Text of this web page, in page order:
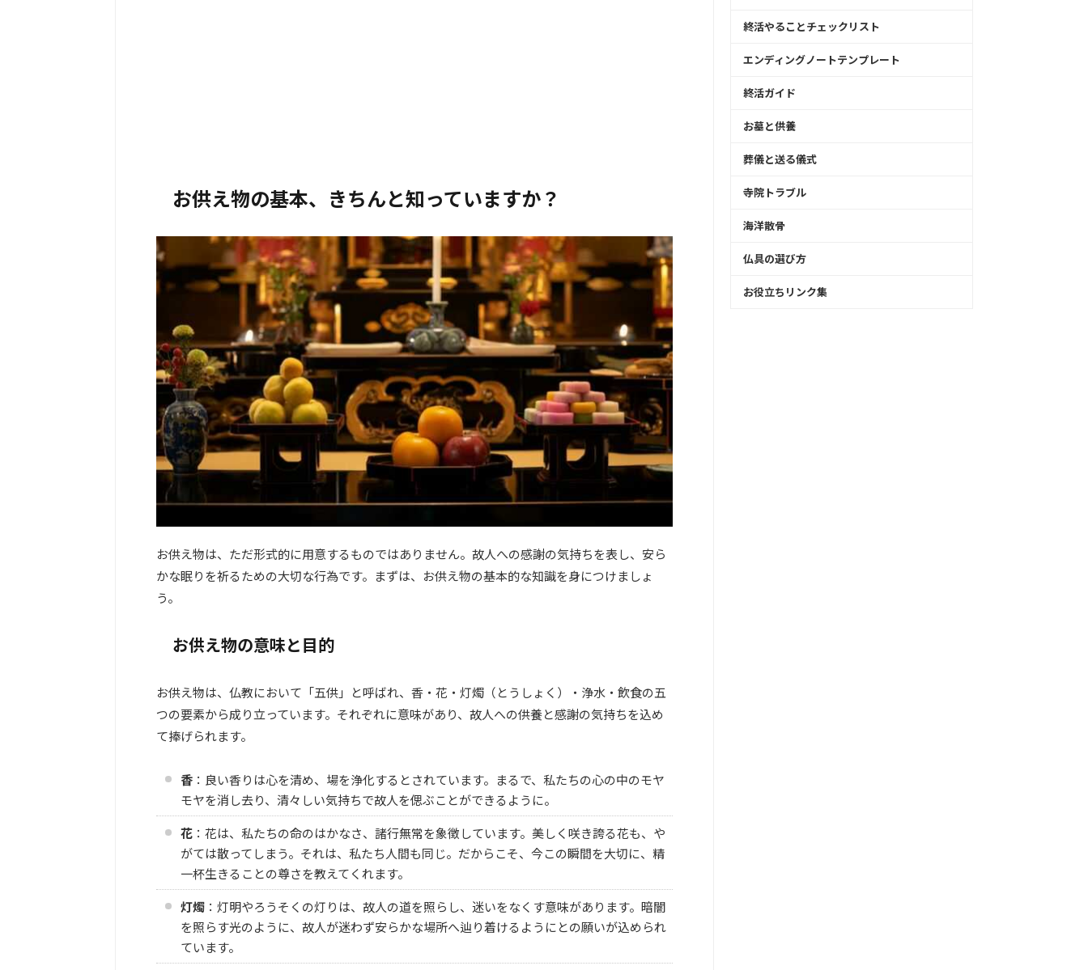
お供え物の基本、きちんと知っていますか？
お供え物は、ただ形式的に用意するものではありません。故人への感謝の気持ちを表し、安ら
かな眠りを祈るための大切な行為です。まずは、お供え物の基本的な知識を身につけましょ
う。
お供え物の意味と目的
お供え物は、仏教において「五供」と呼ばれ、香・花・灯燭（とうしょく）・浄水・飲食の五
つの要素から成り立っています。それぞれに意味があり、故人への供養と感謝の気持ちを込め
て捧げられます。
香 ：良い香りは心を清め、場を浄化するとされています。まるで、私たちの心の中のモヤ
モヤを消し去り、清々しい気持ちで故人を偲ぶことができるように。
花 ：花は、私たちの命のはかなさ、諸行無常を象徴しています。美しく咲き誇る花も、や
がては散ってしまう。それは、私たち人間も同じ。だからこそ、今この瞬間を大切に、精
一杯生きることの尊さを教えてくれます。
灯燭 ：灯明やろうそくの灯りは、故人の道を照らし、迷いをなくす意味があります。暗闇
を照らす光のように、故人が迷わず安らかな場所へ辿り着けるようにとの願いが込められ
ています。
終活やることチェックリスト
エンディングノートテンプレート
終活ガイド
お墓と供養
葬儀と送る儀式
寺院トラブル
海洋散骨
仏具の選び方
お役立ちリンク集